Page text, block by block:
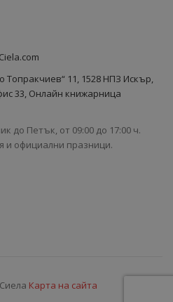
Ciela.com
Топракчиев“ 11, 1528 НПЗ Искър,
33, Онлайн книжарница
до Петък, от 09:00 до 17:00 ч.
и официални празници.
Карта на сайта